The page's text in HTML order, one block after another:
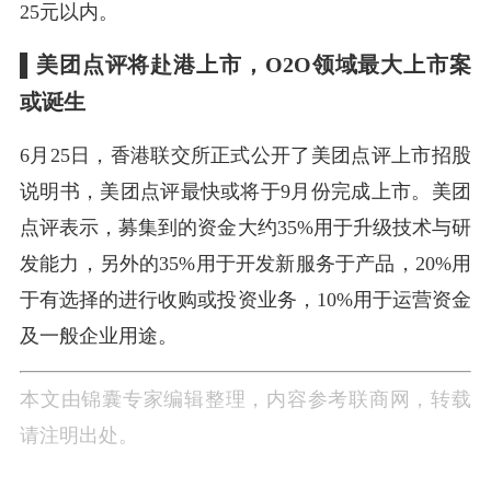
25元以内。
美团点评将赴港上市，O2O领域最大上市案
或诞生
6月25日，香港联交所正式公开了美团点评上市招股
说明书，美团点评最快或将于9月份完成上市。美团
点评表示，募集到的资金大约35%用于升级技术与研
发能力，另外的35%用于开发新服务于产品，20%用
于有选择的进行收购或投资业务，10%用于运营资金
及一般企业用途。
本文由锦囊专家编辑整理，内容参考联商网，转载
请注明出处。